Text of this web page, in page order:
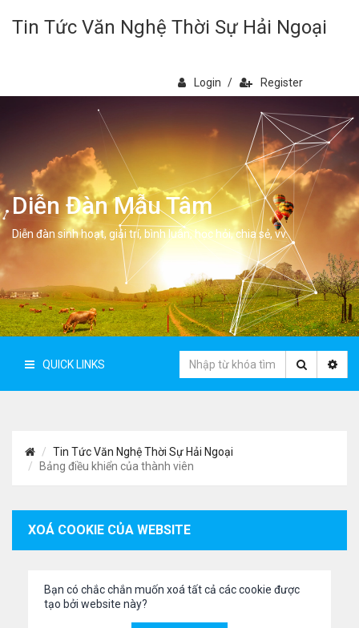
Tin Tức Văn Nghệ Thời Sự Hải Ngoại
Login / Register
Diễn Đàn Mẫu Tâm
Diễn đàn sinh hoạt, giải trí, bình luân, học hỏi, chia sẻ, vv.
QUICK LINKS
Tin Tức Văn Nghệ Thời Sự Hải Ngoại
Bảng điều khiển của thành viên
XOÁ COOKIE CỦA WEBSITE
Bạn có chắc chắn muốn xoá tất cả các cookie được
tạo bởi website này?